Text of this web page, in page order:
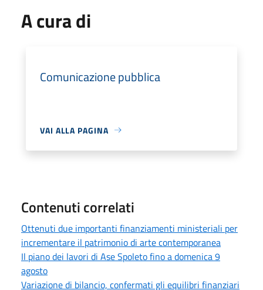
A cura di
Comunicazione pubblica
VAI ALLA PAGINA
Contenuti correlati
Ottenuti due importanti finanziamenti ministeriali per
incrementare il patrimonio di arte contemporanea
Il piano dei lavori di Ase Spoleto fino a domenica 9
agosto
Variazione di bilancio, confermati gli equilibri finanziari